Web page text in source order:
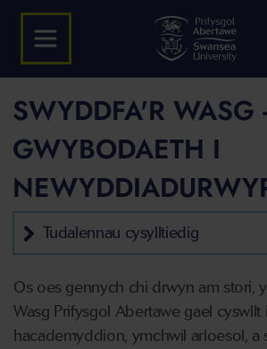
SWYDDFA'R WASG -
GWYBODAETH I
Tudalennau cysylltiedig
Os oes gennych chi drwyn am stori,
Wasg Prifysgol Abertawe gael cyswllt
hacademyddion, ymchwil arloesol, a